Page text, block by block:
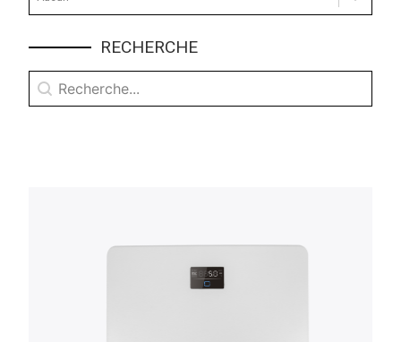
Sélectionnez le contenu
RECHERCHE
Recherche
Rechercher